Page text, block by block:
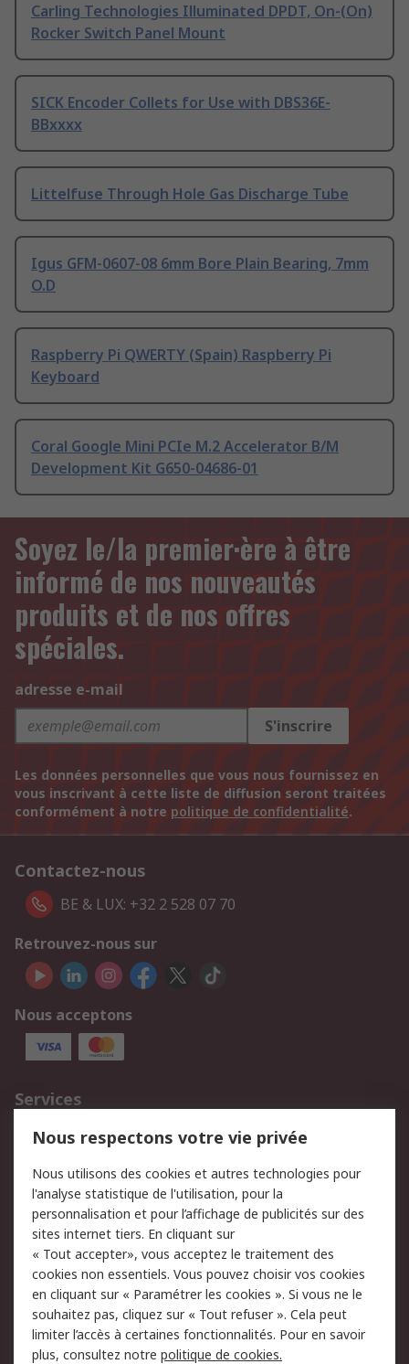
Carling Technologies Illuminated DPDT, On-(On)
Rocker Switch Panel Mount
SICK Encoder Collets for Use with DBS36E-
BBxxxx
Littelfuse Through Hole Gas Discharge Tube
Igus GFM-0607-08 6mm Bore Plain Bearing, 7mm
O.D
Raspberry Pi QWERTY (Spain) Raspberry Pi
Keyboard
Coral Google Mini PCIe M.2 Accelerator B/M
Development Kit G650-04686-01
Soyez le/la premier·ère à être
informé de nos nouveautés
produits et de nos offres
spéciales.
adresse e-mail
S'inscrire
Les données personnelles que vous nous fournissez en
vous inscrivant à cette liste de diffusion seront traitées
conformément à notre politique de confidentialité.
Contactez-nous
BE & LUX: +32 2 528 07 70
Retrouvez-nous sur
Nous acceptons
Services
750.000 produits
2.500 marques
Retours
Support technique
Track & trace
Legal
Politique de cookies
Sécurité des e-mails
Politique de protection
des données - Mise à
Conditions générales
de vente
Nous respectons votre vie privée
Nous utilisons des cookies et autres technologies pour
l'analyse statistique de l'utilisation, pour la
personnalisation et pour l’affichage de publicités sur des
sites internet tiers. En cliquant sur
« Tout accepter», vous acceptez le traitement des
cookies non essentiels. Vous pouvez choisir vos cookies
en cliquant sur « Paramétrer les cookies ». Si vous ne le
souhaitez pas, cliquez sur « Tout refuser ». Cela peut
limiter l’accès à certaines fonctionnalités. Pour en savoir
plus, consultez notre politique de cookies.